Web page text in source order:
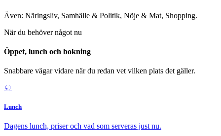
Även: Näringsliv, Samhälle & Politik, Nöje & Mat, Shopping.
När du behöver något nu
Öppet, lunch och bokning
Snabbare vägar vidare när du redan vet vilken plats det gäller.
🍲
Lunch
Dagens lunch, priser och vad som serveras just nu.